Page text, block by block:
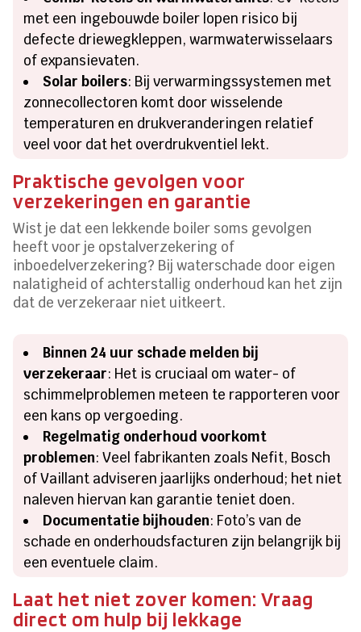
met een ingebouwde boiler lopen risico bij
defecte driewegkleppen, warmwaterwisselaars
of expansievaten.
Solar boilers: Bij verwarmingssystemen met
zonnecollectoren komt door wisselende
temperaturen en drukveranderingen relatief
veel voor dat het overdrukventiel lekt.
Praktische gevolgen voor
verzekeringen en garantie
Wist je dat een lekkende boiler soms gevolgen
heeft voor je opstalverzekering of
inboedelverzekering? Bij waterschade door eigen
nalatigheid of achterstallig onderhoud kan het zijn
dat de verzekeraar niet uitkeert.
Binnen 24 uur schade melden bij
verzekeraar: Het is cruciaal om water- of
schimmelproblemen meteen te rapporteren voor
een kans op vergoeding.
Regelmatig onderhoud voorkomt
problemen: Veel fabrikanten zoals Nefit, Bosch
of Vaillant adviseren jaarlijks onderhoud; het niet
naleven hiervan kan garantie teniet doen.
Documentatie bijhouden: Foto’s van de
schade en onderhoudsfacturen zijn belangrijk bij
een eventuele claim.
Laat het niet zover komen: Vraag
direct om hulp bij lekkage